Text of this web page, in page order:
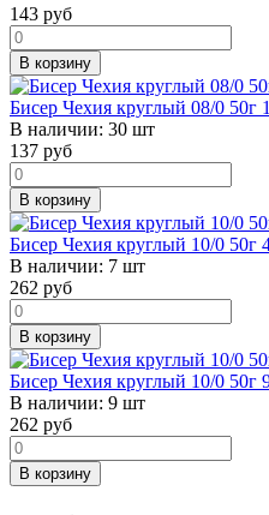
143 руб
В корзину
Бисер Чехия круглый 08/0 50г
В наличии: 30 шт
137 руб
В корзину
Бисер Чехия круглый 10/0 50г
В наличии: 7 шт
262 руб
В корзину
Бисер Чехия круглый 10/0 50г
В наличии: 9 шт
262 руб
В корзину